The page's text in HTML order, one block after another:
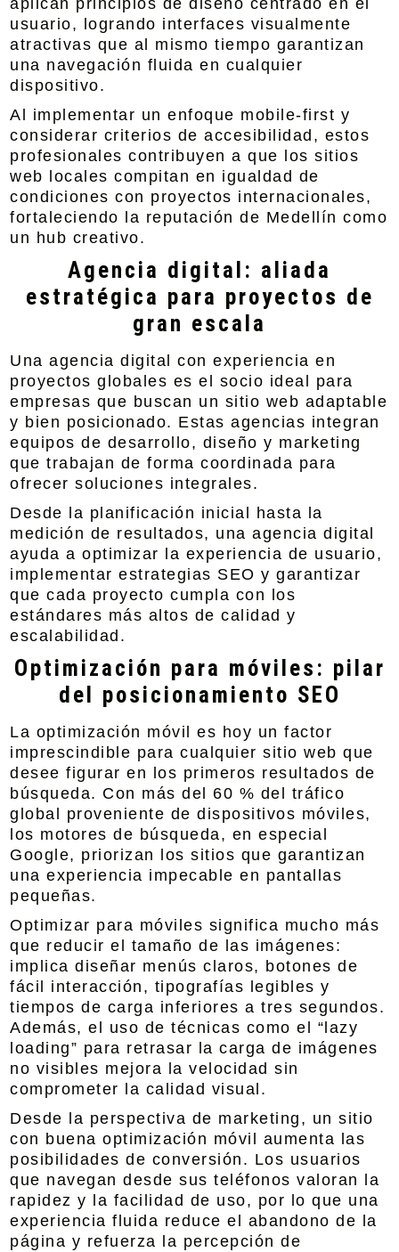
aplican principios de diseño centrado en el
usuario, logrando interfaces visualmente
atractivas que al mismo tiempo garantizan
una navegación fluida en cualquier
dispositivo.
Al implementar un enfoque mobile-first y
considerar criterios de accesibilidad, estos
profesionales contribuyen a que los sitios
web locales compitan en igualdad de
condiciones con proyectos internacionales,
fortaleciendo la reputación de Medellín como
un hub creativo.
Agencia digital: aliada
estratégica para proyectos de
gran escala
Una agencia digital con experiencia en
proyectos globales es el socio ideal para
empresas que buscan un sitio web adaptable
y bien posicionado. Estas agencias integran
equipos de desarrollo, diseño y marketing
que trabajan de forma coordinada para
ofrecer soluciones integrales.
Desde la planificación inicial hasta la
medición de resultados, una agencia digital
ayuda a optimizar la experiencia de usuario,
implementar estrategias SEO y garantizar
que cada proyecto cumpla con los
estándares más altos de calidad y
escalabilidad.
Optimización para móviles: pilar
del posicionamiento SEO
La optimización móvil es hoy un factor
imprescindible para cualquier sitio web que
desee figurar en los primeros resultados de
búsqueda. Con más del 60 % del tráfico
global proveniente de dispositivos móviles,
los motores de búsqueda, en especial
Google, priorizan los sitios que garantizan
una experiencia impecable en pantallas
pequeñas.
Optimizar para móviles significa mucho más
que reducir el tamaño de las imágenes:
implica diseñar menús claros, botones de
fácil interacción, tipografías legibles y
tiempos de carga inferiores a tres segundos.
Además, el uso de técnicas como el “lazy
loading” para retrasar la carga de imágenes
no visibles mejora la velocidad sin
comprometer la calidad visual.
Desde la perspectiva de marketing, un sitio
con buena optimización móvil aumenta las
posibilidades de conversión. Los usuarios
que navegan desde sus teléfonos valoran la
rapidez y la facilidad de uso, por lo que una
experiencia fluida reduce el abandono de la
página y refuerza la percepción de